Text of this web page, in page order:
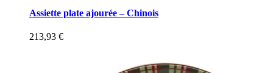
Assiette plate ajourée – Chinois
213,93 €